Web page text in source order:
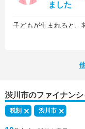
ました
何より、とても親身になって対応してくださって
渋川市のファイナン
税制 渋川市